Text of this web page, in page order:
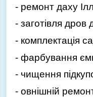
- ремонт даху
- заготівля
- комплектація
- фарбування
- чищення
- овнішній